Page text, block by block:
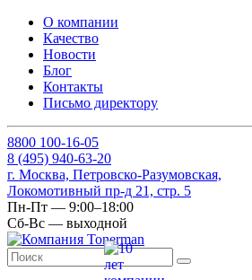
О компании
Качество
Новости
Блог
Контакты
Письмо директору
8800 100-16-05
8 (495) 940-63-20
г. Москва, Петровско-Разумовская,
Локомотивный пр-д 21, стр. 5
Пн-Пт — 9:00–18:00
Сб-Вс — выходной